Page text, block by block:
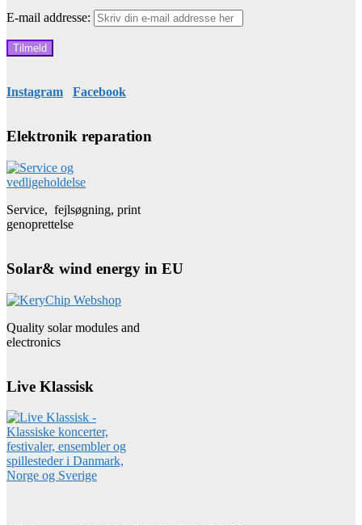
E-mail addresse:
Instagram Facebook
Elektronik reparation
Service, fejlsøgning, print
genoprettelse
Solar& wind energy in EU
Quality solar modules and
electronics
Live Klassisk